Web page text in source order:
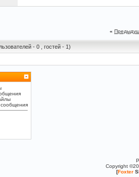
«
- 0 , гостей - 1)
сообщения
Copyright
[Foxter